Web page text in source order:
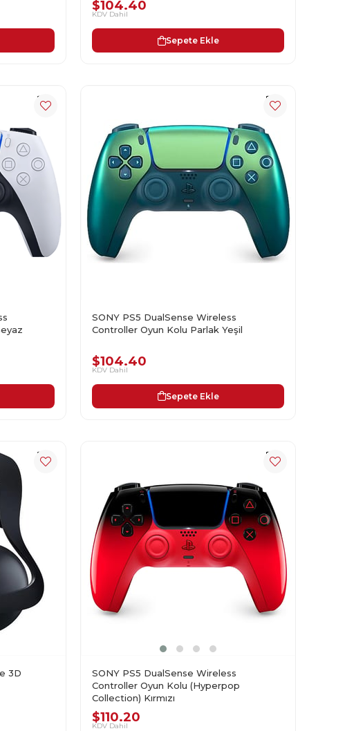
$104.40
KDV Dahil
Sepete Ekle
SONY PS5 DualSense Wireless
Controller Oyun Kolu Parlak Yeşil
$104.40
KDV Dahil
Sepete Ekle
3D
SONY PS5 DualSense Wireless
Controller Oyun Kolu (Hyperpop
Collection) Kırmızı
$110.20
KDV Dahil